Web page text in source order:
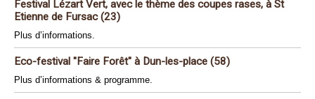
Festival Lézart Vert, avec le thème des coupes rases, à St
Etienne de Fursac (23)
Plus d’informations.
Eco-festival "Faire Forêt" à Dun-les-place (58)
Plus d’informations & programme.